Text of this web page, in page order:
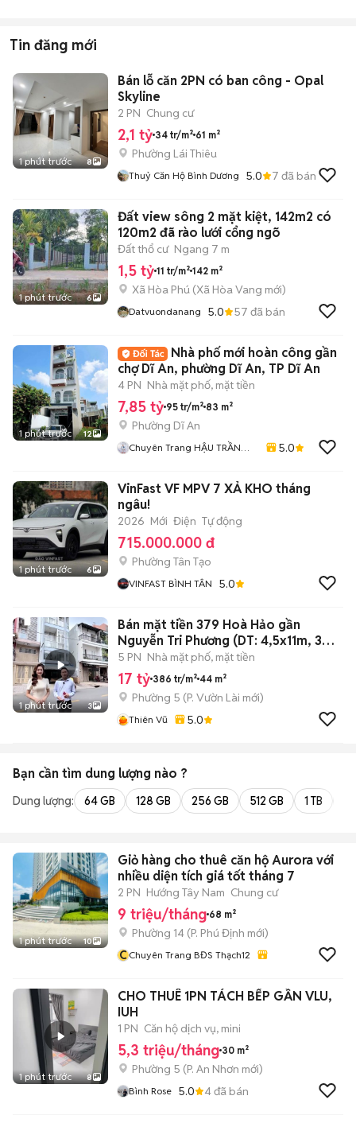
Tin đăng mới
1 phút trước 8
Bán lỗ căn 2PN có ban công - Opal
Skyline
2 PN Chung cư
2,1 tỷ 34 tr/m² 61 m²
Phường Lái Thiêu
Thuỷ Căn Hộ Bình Dương 5.0 7 đã bán
1 phút trước 6
Đất view sông 2 mặt kiệt, 142m2 có
120m2 đã rào lưới cổng ngõ
Đất thổ cư Ngang 7 m
1,5 tỷ 11 tr/m² 142 m²
Xã Hòa Phú (Xã Hòa Vang mới)
Datvuondanang 5.0 57 đã bán
1 phút trước 12
Nhà phố mới hoàn công gần
chợ Dĩ An, phường Dĩ An, TP Dĩ An
4 PN Nhà mặt phố, mặt tiền
7,85 tỷ 95 tr/m² 83 m²
Phường Dĩ An
Chuyên Trang HẬU TRẦN
5.0
1 phút trước 6
VinFast VF MPV 7 XẢ KHO tháng
ngâu!
2026 Mới Điện Tự động
715.000.000 đ
Phường Tân Tạo
VINFAST BÌNH TÂN 5.0
1 phút trước 3
Bán mặt tiền 379 Hoà Hảo gần
Nguyễn Tri Phương (DT: 4,5x11m, 3
lầu)
5 PN Nhà mặt phố, mặt tiền
17 tỷ 386 tr/m² 44 m²
Phường 5 (P. Vườn Lài mới)
Thiên Vũ 5.0
Bạn cần tìm dung lượng nào ?
Dung lượng: 64 GB 128 GB 256 GB 512 GB 1 TB
1 phút trước 10
Giỏ hàng cho thuê căn hộ Aurora với
nhiều diện tích giá tốt tháng 7
2 PN Hướng Tây Nam Chung cư
9 triệu/tháng 68 m²
Phường 14 (P. Phú Định mới)
CChuyên Trang BĐS Thạch12
1 phút trước 8
CHO THUÊ 1PN TÁCH BẾP GẦN VLU,
IUH
1 PN Căn hộ dịch vụ, mini
5,3 triệu/tháng 30 m²
Phường 5 (P. An Nhơn mới)
Bình Rose 5.0 4đã bán